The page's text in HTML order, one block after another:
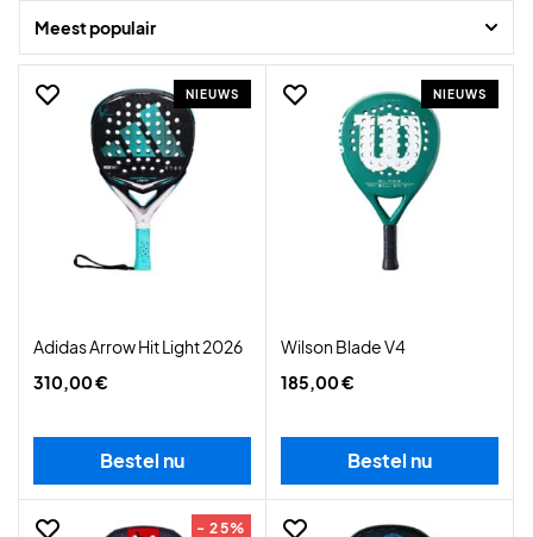
te smashen en je slagen krachtig te slaan.
Meest populair
NIEUWS
Adidas Arrow Hit Light 2026
310,00 €
Bestel nu
NIEUWS
Wilson Blade V4
185,00 €
Bestel nu
- 25%